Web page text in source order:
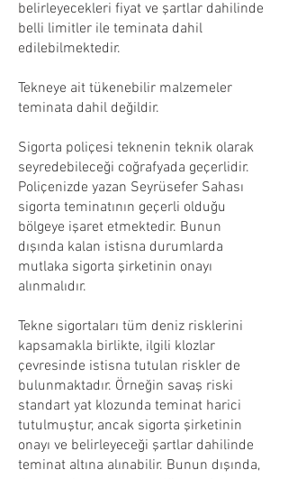
belirleyecekleri fiyat ve şartlar dahilinde
belli limitler ile teminata dahil
edilebilmektedir.
Tekneye ait tükenebilir malzemeler
teminata dahil değildir.
Sigorta poliçesi teknenin teknik olarak
seyredebileceği coğrafyada geçerlidir.
Poliçenizde yazan Seyrüsefer Sahası
sigorta teminatının geçerli olduğu
bölgeye işaret etmektedir. Bunun
dışında kalan istisna durumlarda
mutlaka sigorta şirketinin onayı
alınmalıdır.
Tekne sigortaları tüm deniz risklerini
kapsamakla birlikte, ilgili klozlar
çevresinde istisna tutulan riskler de
bulunmaktadır. Örneğin savaş riski
standart yat klozunda teminat harici
tutulmuştur, ancak sigorta şirketinin
onayı ve belirleyeceği şartlar dahilinde
teminat altına alınabilir. Bunun dışında,